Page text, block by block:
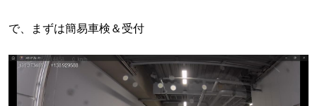
で、まずは簡易車検＆受付